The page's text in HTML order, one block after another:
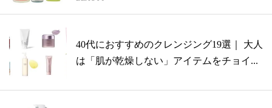
40代におすすめのクレンジング19選｜ 大人
は「肌が乾燥しない」アイテムをチョイ...